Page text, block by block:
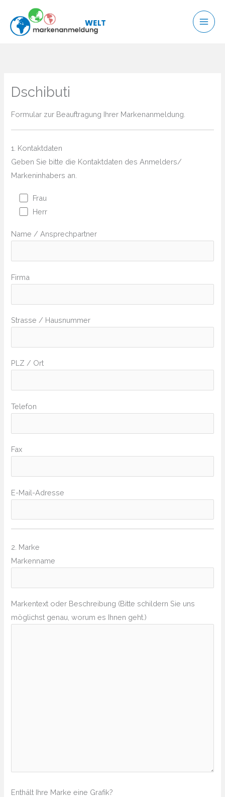
Inhalt
springen
Dschibuti
Formular zur Beauftragung Ihrer Markenanmeldung.
1. Kontaktdaten
Geben Sie bitte die Kontaktdaten des Anmelders/
Markeninhabers an.
Frau
Herr
Name / Ansprechpartner
Firma
Strasse / Hausnummer
PLZ / Ort
Telefon
Fax
E-Mail-Adresse
2. Marke
Markenname
Markentext oder Beschreibung (Bitte schildern Sie uns
möglichst genau, worum es Ihnen geht.)
Enthält Ihre Marke eine Grafik?